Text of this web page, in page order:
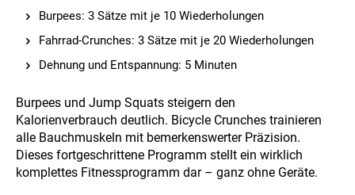
Burpees: 3 Sätze mit je 10 Wiederholungen
Fahrrad-Crunches: 3 Sätze mit je 20 Wiederholungen
Dehnung und Entspannung: 5 Minuten
Burpees und Jump Squats steigern den
Kalorienverbrauch deutlich. Bicycle Crunches trainieren
alle Bauchmuskeln mit bemerkenswerter Präzision.
Dieses fortgeschrittene Programm stellt ein wirklich
komplettes Fitnessprogramm dar – ganz ohne Geräte.